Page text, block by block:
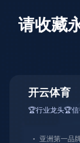
欢迎您来到乐鱼